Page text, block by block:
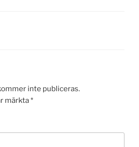
inte publiceras.
märkta*